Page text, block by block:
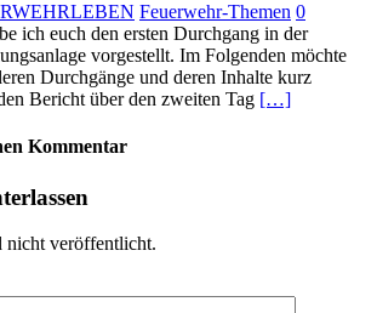
Feuerwehr-Themen 0
ich euch den ersten Durchgang in der
vorgestellt. Im Folgenden möchte
Durchgänge und deren Inhalte kurz
Bericht über den zweiten Tag […]
Kommentar
nicht veröffentlicht.